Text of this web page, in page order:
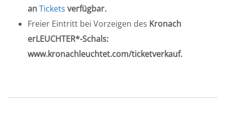
anTickets verfügbar.
Freier Eintritt bei Vorzeigen des Kronach
erLEUCHTER*-Schals:
www.kronachleuchtet.com/ticketverkauf.